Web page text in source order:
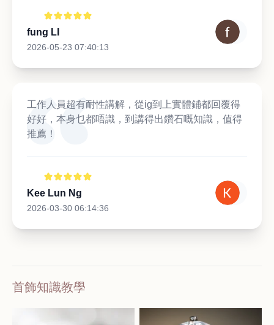
fung LI
2026-05-23 07:40:13
工作人員超有耐性講解，從ig到上實體鋪都回覆得
好好，本身乜都唔識，到講得出鑽石嘅知識，值得
推薦！
Kee Lun Ng
2026-03-30 06:14:36
首飾知識教學